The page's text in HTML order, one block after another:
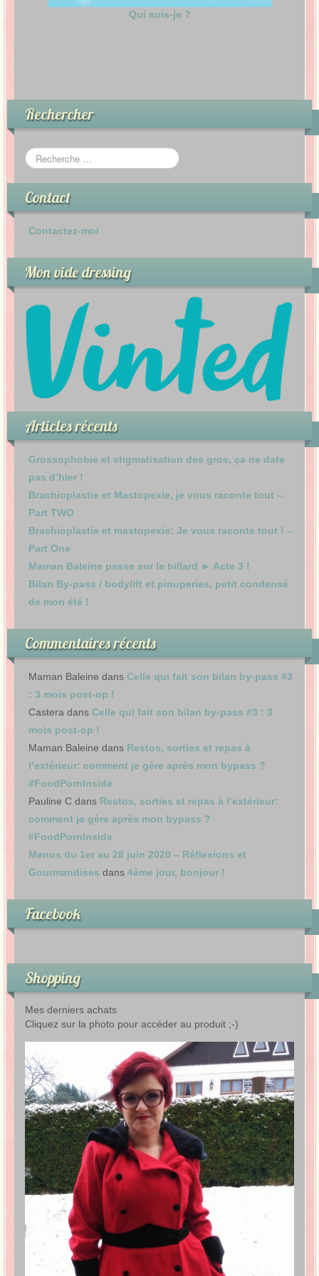
Qui suis-je ?
Rechercher
Contact
Contactez-moi
Mon vide dressing
Articles récents
Grossophobie et stigmatisation des gros, ça ne date
pas d’hier !
Brachioplastie et Mastopexie, je vous raconte tout –
Part TWO
Brachioplastie et mastopexie: Je vous raconte tout ! –
Part One
Maman Baleine passe sur le billard ► Acte 3 !
Bilan By-pass / bodylift et pinuperies, petit condensé
de mon été !
Commentaires récents
Maman Baleine dans Celle qui fait son bilan by-pass #3
: 3 mois post-op !
Castera dans Celle qui fait son bilan by-pass #3 : 3
mois post-op !
Maman Baleine dans Restos, sorties et repas à
l’extérieur: comment je gère après mon bypass ?
#FoodPornInside
Pauline C dans Restos, sorties et repas à l’extérieur:
comment je gère après mon bypass ?
#FoodPornInside
Menus du 1er au 28 juin 2020 – Réflexions et
Gourmandises dans 4ème jour, bonjour !
Facebook
Shopping
Mes derniers achats
Cliquez sur la photo pour accéder au produit ;-)